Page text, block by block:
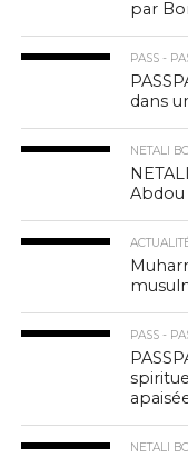
par
PASS -
dans
NETALI
Abdou
PASS -
NETALI